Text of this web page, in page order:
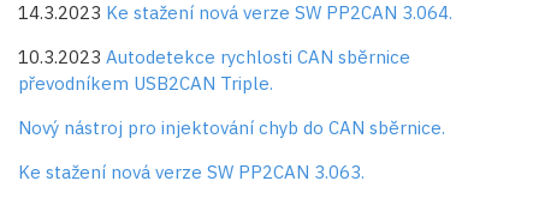
14.3.2023 Ke stažení nová verze SW PP2CAN 3.064.
10.3.2023 Autodetekce rychlosti CAN sběrnice
převodníkem USB2CAN Triple.
Nový nástroj pro injektování chyb do CAN sběrnice.
Ke stažení nová verze SW PP2CAN 3.063.